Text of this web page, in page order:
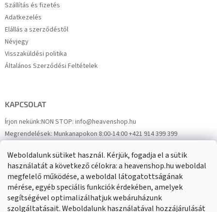
Weboldalunk sütiket használ. Kérjük, fogadja el a sütik
használatát a következő célokra: a heavenshop.hu weboldal
megfelelő működése, a weboldal látogatottságának
mérése, egyéb speciális funkciók érdekében, amelyek
segítségével optimalizálhatjuk webáruházunk
szolgáltatásait. Weboldalunk használatával hozzájárulását
Szállítás és fizetés
Adatkezelés
Elállás a szerződéstől
Névjegy
Visszaküldési politika
Általános Szerződési Feltételek
KAPCSOLAT
Írjon nekünk:NON STOP: info@heavenshop.hu
Megrendelések:Munkanapokon 8:00-14:00 +421 914 399 399
FacebookHeavenShop.sk
Eredményeink